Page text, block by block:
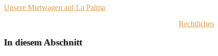
Unsere Mietwagen auf La Palma
Rechtliches
In diesem Abschnitt